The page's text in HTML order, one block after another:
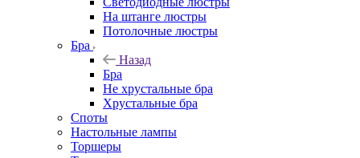
На штанге люстры
Потолочные люстры
Бра
Назад
Бра
Не хрустальные бра
Хрустальные бра
Споты
Настольные лампы
Торшеры